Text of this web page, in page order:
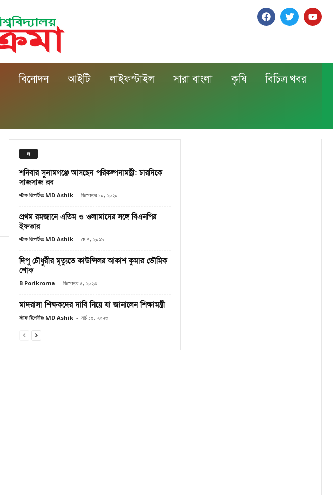
বিনোদন আইটি লাইফস্টাইল সারা বাংলা কৃষি বিচিত্র খবর
জ
শনিবার সুনামগঞ্জে আসছেন পরিকল্পনামন্ত্রী: চারদিকে
সাজসাজ রব
স্টাফ রিপোর্টারঃ MD Ashik - ডিসেম্বর ১০, ২০২০
প্রথম রমজানে এতিম ও ওলামাদের সঙ্গে বিএনপির
ইফতার
স্টাফ রিপোর্টারঃ MD Ashik - মে ৭, ২০১৯
দিপু চৌধুরীর মৃত্যুতে কাউন্সিলর আকাশ কুমার ভৌমিক
শোক
B Porikroma - ডিসেম্বর ৫, ২০২৩
মাদরাসা শিক্ষকদের দাবি নিয়ে যা জানালেন শিক্ষামন্ত্রী
স্টাফ রিপোর্টারঃ MD Ashik - মার্চ ১৫, ২০২৩